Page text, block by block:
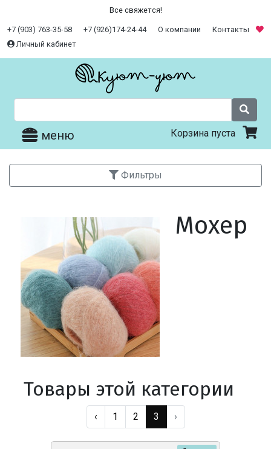
Все свяжется!
+7 (903) 763-35-58 +7 (926)174-24-44 О компании
Контакты
Личный кабинет
меню Корзина пуста
Фильтры
Мохер
Товары этой категории
‹ 1 2 3 ›